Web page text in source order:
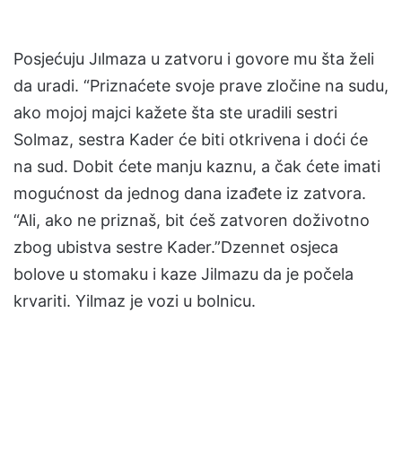
Posjećuju Jılmaza u zatvoru i govore mu šta želi
da uradi. “Priznaćete svoje prave zločine na sudu,
ako mojoj majci kažete šta ste uradili sestri
Solmaz, sestra Kader će biti otkrivena i doći će
na sud. Dobit ćete manju kaznu, a čak ćete imati
mogućnost da jednog dana izađete iz zatvora.
“Ali, ako ne priznaš, bit ćeš zatvoren doživotno
zbog ubistva sestre Kader.”Dzennet osjeca
bolove u stomaku i kaze Jilmazu da je počela
krvariti. Yilmaz je vozi u bolnicu.